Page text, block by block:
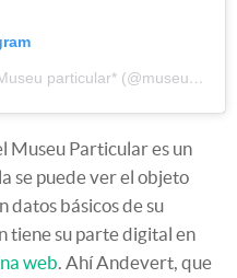
Una publicación compartida de Museu particular* (@museuparticular)
Museu Particular es un
se puede ver el objeto
datos básicos de su
tiene su parte digital en
web. Ahí Andevert, que